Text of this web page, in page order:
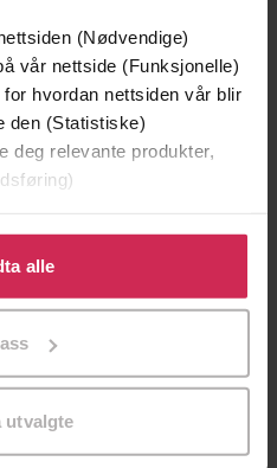
(Nødvendige)
vår nettside (Funksjonelle)
hvordan nettsiden vår blir
den (Statistiske)
deg relevante produkter,
oss ditt samtykke til å
Du kan også
formål ved å klikke
alle
utvalgte
Første gang på tilbud
449,-
Stefan Ahnhem